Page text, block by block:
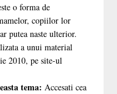
o forma de
copiilor lor
putea naste ulterior.
a unui material
2010, pe site-ul
tema: Accesati cea